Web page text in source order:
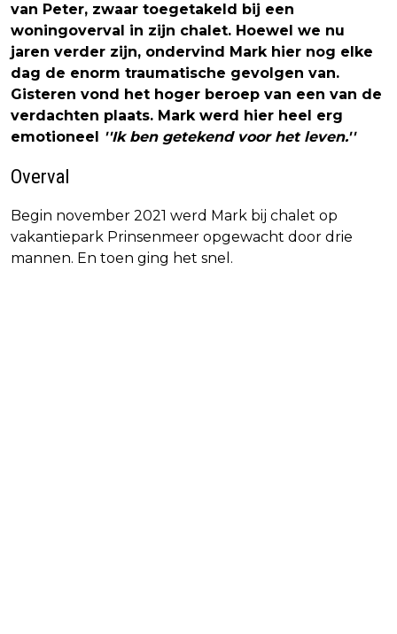
van Peter, zwaar toegetakeld bij een
woningoverval in zijn chalet. Hoewel we nu
jaren verder zijn, ondervind Mark hier nog elke
dag de enorm traumatische gevolgen van.
Gisteren vond het hoger beroep van een van de
verdachten plaats. Mark werd hier heel erg
emotioneel
''Ik ben getekend voor het leven.''
Overval
Begin november 2021 werd Mark bij chalet op
vakantiepark Prinsenmeer opgewacht door drie
mannen. En toen ging het snel.